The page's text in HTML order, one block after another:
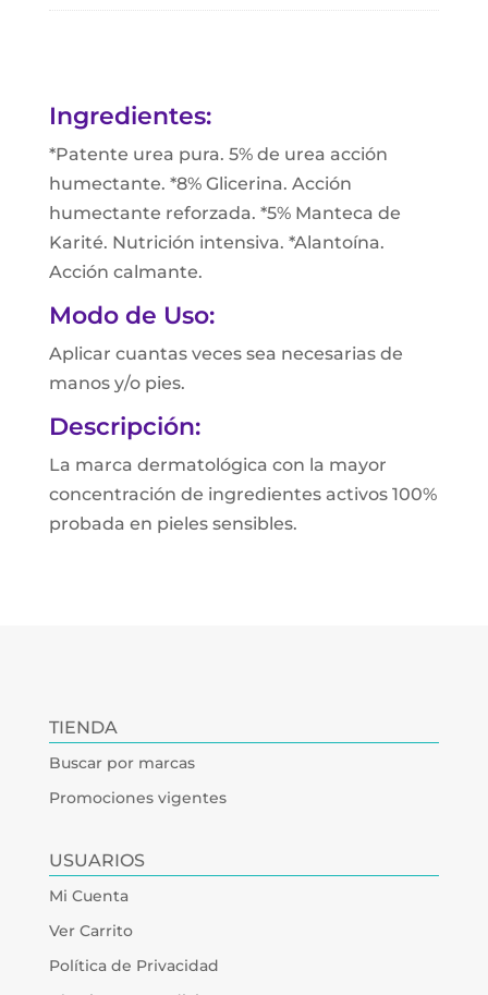
Ingredientes:
*Patente urea pura. 5% de urea acción
humectante. *8% Glicerina. Acción
humectante reforzada. *5% Manteca de
Karité. Nutrición intensiva. *Alantoína.
Acción calmante.
Modo de Uso:
Aplicar cuantas veces sea necesarias de
manos y/o pies.
Descripción:
La marca dermatológica con la mayor
concentración de ingredientes activos 100%
probada en pieles sensibles.
TIENDA
Buscar por marcas
Promociones vigentes
USUARIOS
Mi Cuenta
Ver Carrito
Política de Privacidad